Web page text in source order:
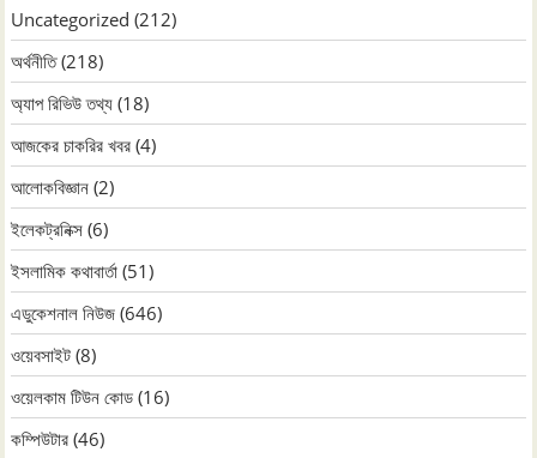
Uncategorized (212)
অর্থনীতি(218)
অ্যাপ রিভিউ তথ্য (18)
আজকের চাকরির খবর (4)
আলোকবিজ্ঞান (2)
ইলেকট্রনিক্স (6)
ইসলামিক কথাবার্তা (51)
এডুকেশনাল নিউজ (646)
ওয়েবসাইট (8)
ওয়েলকাম টিউন কোড (16)
কম্পিউটার (46)